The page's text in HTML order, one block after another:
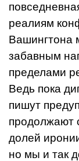
реалиям
Вашингтона
забавным
пределами
Ведь пока
пишут
продолжают
долей
но мы и так